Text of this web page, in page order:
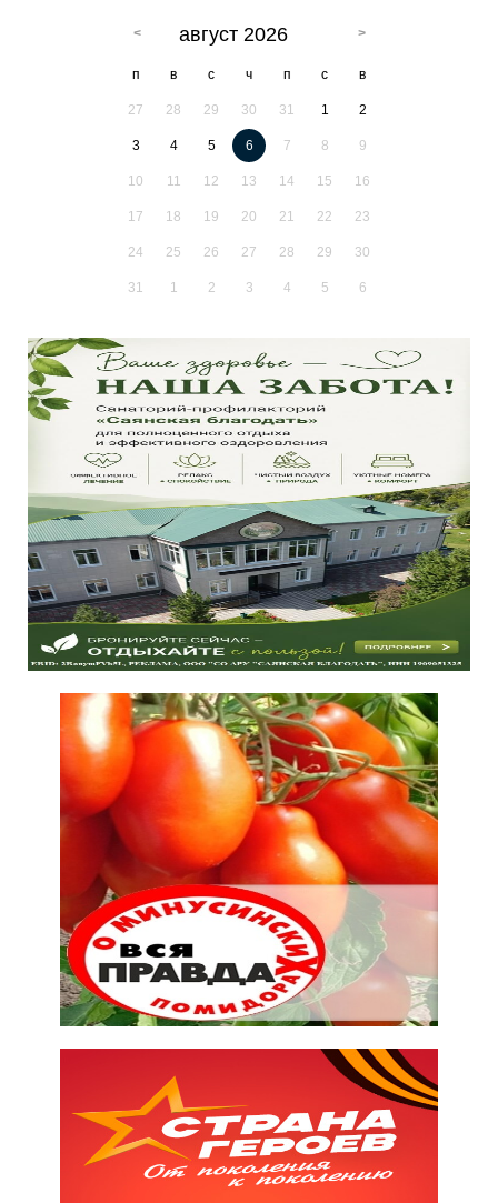
август 2026
п в с ч п с в
27 28 29 30 31 1 2
3 4 5 6 7 8 9
10 11 12 13 14 15 16
17 18 19 20 21 22 23
24 25 26 27 28 29 30
31 1 2 3 4 5 6